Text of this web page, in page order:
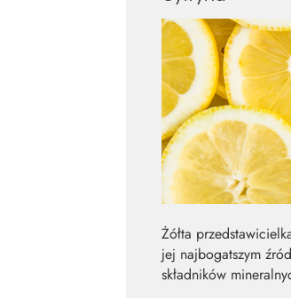
Żółta
jej najbogatszym
składników